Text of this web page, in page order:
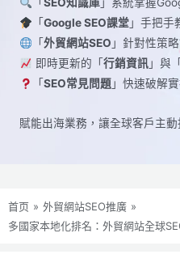
「 SEO知識庫」系統掌握
「 Google SEO課堂」手把手
「 外貿網站SEO 」針對性策
即時更新的「 行銷資訊」與「
「 SEO常見問題」快速破解
賦能出海業務，讓全球​​客戶主動
首页 » 外貿網站SEO推廣 »
多國家本地化排名：外貿網站全球